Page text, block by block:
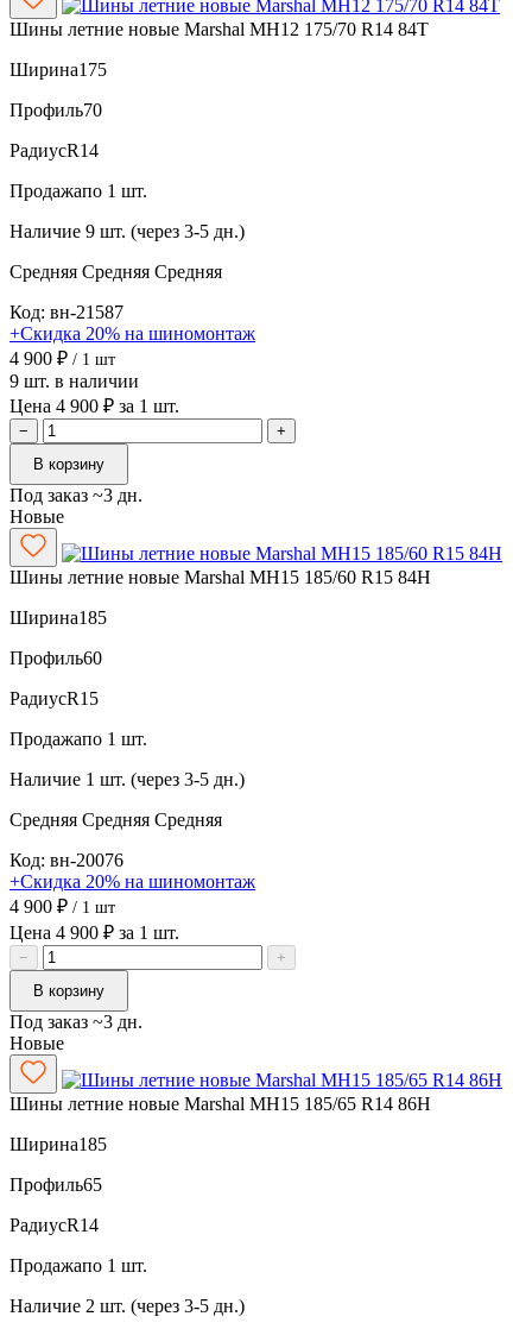
Шины летние новые Marshal MH12 175/70 R14 84T
Ширина175
Профиль70
РадиусR14
Продажапо 1 шт.
Наличие 9 шт. (через 3-5 дн.)
Средняя Средняя Средняя
Код: вн-21587
+Скидка 20% на шиномонтаж
4 900 ₽ / 1 шт
9 шт. в наличии
Цена 4 900 ₽ за 1 шт.
−
+
В корзину
Под заказ ~3 дн.
Новые
Шины летние новые Marshal MH15 185/60 R15 84H
Ширина185
Профиль60
РадиусR15
Продажапо 1 шт.
Наличие 1 шт. (через 3-5 дн.)
Средняя Средняя Средняя
Код: вн-20076
+Скидка 20% на шиномонтаж
4 900 ₽ / 1 шт
Цена 4 900 ₽ за 1 шт.
−
+
В корзину
Под заказ ~3 дн.
Новые
Шины летние новые Marshal MH15 185/65 R14 86H
Ширина185
Профиль65
РадиусR14
Продажапо 1 шт.
Наличие 2 шт. (через 3-5 дн.)